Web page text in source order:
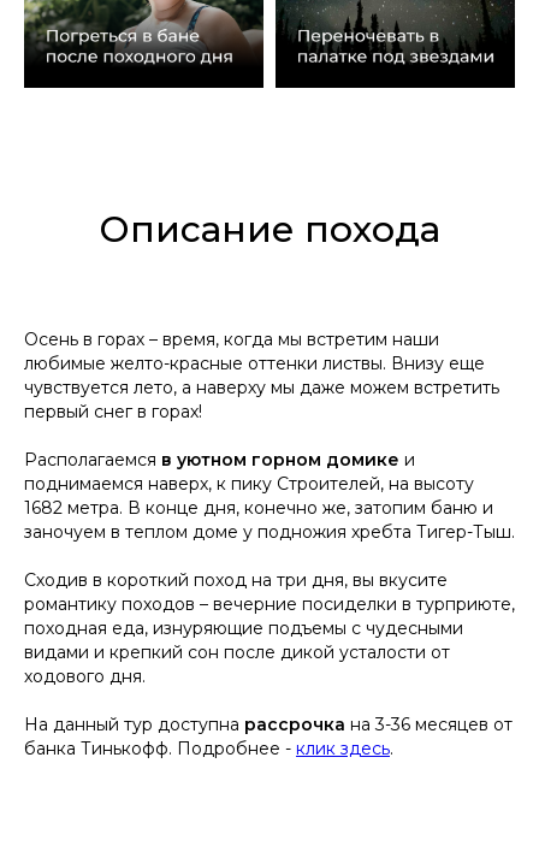
Описание похода
Осень в горах – время, когда мы встретим наши
любимые желто-красные оттенки листвы. Внизу еще
чувствуется лето, а наверху мы даже можем встретить
первый снег в горах!
Располагаемся в уютном горном домике и
поднимаемся наверх, к пику Строителей, на высоту
1682 метра. В конце дня, конечно же, затопим баню и
заночуем в теплом доме у подножия хребта Тигер-Тыш.
Сходив в короткий поход на три дня, вы вкусите
романтику походов – вечерние посиделки в турприюте,
походная еда, изнуряющие подъемы с чудесными
видами и крепкий сон после дикой усталости от
ходового дня.
На данный тур доступна рассрочка на 3-36 месяцев от
банка Тинькофф. Подробнее - клик здесь.